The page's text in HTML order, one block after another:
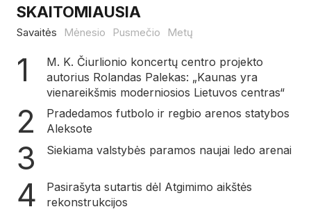
SKAITOMIAUSIA
Savaitės Mėnesio Pusmečio Metų
M. K. Čiurlionio koncertų centro projekto
autorius Rolandas Palekas: „Kaunas yra
vienareikšmis moderniosios Lietuvos centras“
Pradedamos futbolo ir regbio arenos statybos
Aleksote
Siekiama valstybės paramos naujai ledo arenai
Pasirašyta sutartis dėl Atgimimo aikštės
rekonstrukcijos